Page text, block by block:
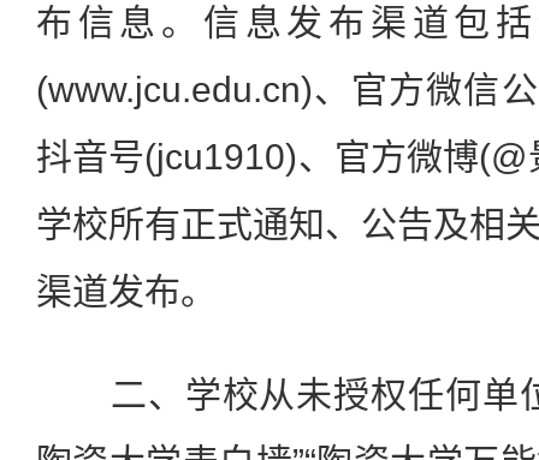
布信息。信息发布渠道包
(www.jcu.edu.cn)、官方微信
抖音号(jcu1910)、官方微博
学校所有正式通知、公告及相
渠道发布。
二、学校从未授权任何单